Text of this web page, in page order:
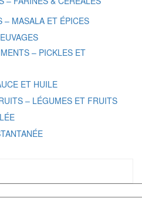
– MASALA ET ÉPICES
– PICKLES ET
ET HUILE
– LÉGUMES ET FRUITS